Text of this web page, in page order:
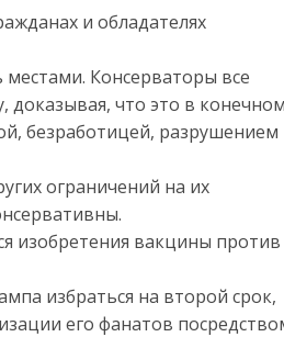
и обладателях
Консерваторы все
доказывая, что это в
безработицей, разрушением
ограничений на их
изобретения вакцины против
избраться на второй срок,
его фанатов